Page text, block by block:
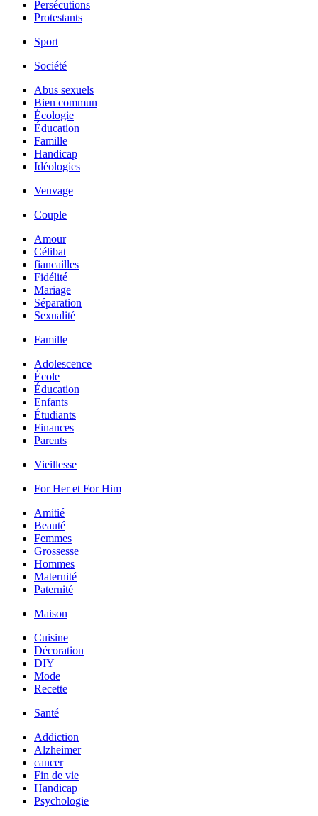
Persécutions
Protestants
Sport
Société
Abus sexuels
Bien commun
Écologie
Éducation
Famille
Handicap
Idéologies
Veuvage
Couple
Amour
Célibat
fiancailles
Fidélité
Mariage
Séparation
Sexualité
Famille
Adolescence
École
Éducation
Enfants
Étudiants
Finances
Parents
Vieillesse
For Her et For Him
Amitié
Beauté
Femmes
Grossesse
Hommes
Maternité
Paternité
Maison
Cuisine
Décoration
DIY
Mode
Recette
Santé
Addiction
Alzheimer
cancer
Fin de vie
Handicap
Psychologie